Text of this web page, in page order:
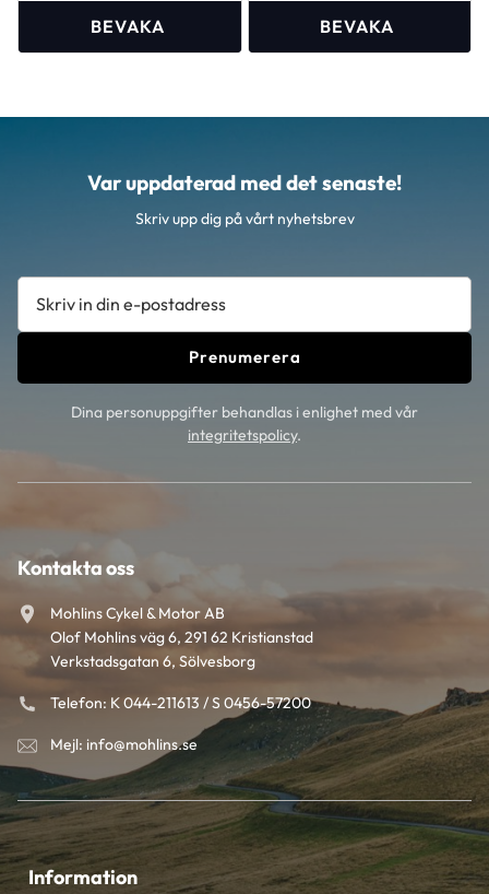
Var uppdaterad med det senaste!
Skriv upp dig på vårt nyhetsbrev
Prenumerera
Dina personuppgifter behandlas i enlighet med vår
integritetspolicy.
Kontakta oss
Mohlins Cykel & Motor AB
Olof Mohlins väg 6, 291 62 Kristianstad
Verkstadsgatan 6, Sölvesborg
Telefon: K 044-211613 / S 0456-57200
Mejl: info@mohlins.se
Information